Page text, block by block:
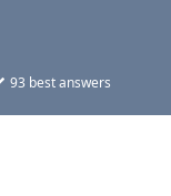
93 best answers